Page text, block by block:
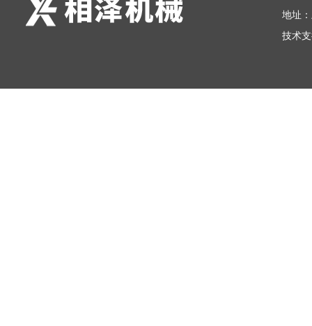
地址
技术